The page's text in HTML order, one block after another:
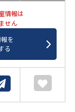
情報は
せん
を
る